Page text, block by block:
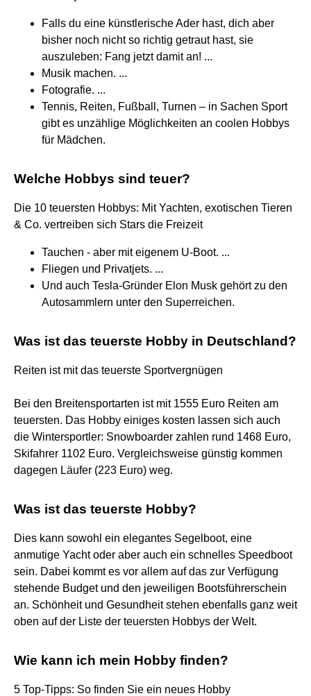
Falls du eine künstlerische Ader hast, dich aber
bisher noch nicht so richtig getraut hast, sie
auszuleben: Fang jetzt damit an! ...
Musik machen. ...
Fotografie. ...
Tennis, Reiten, Fußball, Turnen – in Sachen Sport
gibt es unzählige Möglichkeiten an coolen Hobbys
für Mädchen.
Welche Hobbys sind teuer?
Die 10 teuersten Hobbys: Mit Yachten, exotischen Tieren
& Co. vertreiben sich Stars die Freizeit
Tauchen - aber mit eigenem U-Boot. ...
Fliegen und Privatjets. ...
Und auch Tesla-Gründer Elon Musk gehört zu den
Autosammlern unter den Superreichen.
Was ist das teuerste Hobby in Deutschland?
Reiten ist mit das teuerste Sportvergnügen
Bei den Breitensportarten ist mit 1555 Euro Reiten am
teuersten. Das Hobby einiges kosten lassen sich auch
die Wintersportler: Snowboarder zahlen rund 1468 Euro,
Skifahrer 1102 Euro. Vergleichsweise günstig kommen
dagegen Läufer (223 Euro) weg.
Was ist das teuerste Hobby?
Dies kann sowohl ein elegantes Segelboot, eine
anmutige Yacht oder aber auch ein schnelles Speedboot
sein. Dabei kommt es vor allem auf das zur Verfügung
stehende Budget und den jeweiligen Bootsführerschein
an. Schönheit und Gesundheit stehen ebenfalls ganz weit
oben auf der Liste der teuersten Hobbys der Welt.
Wie kann ich mein Hobby finden?
5 Top-Tipps: So finden Sie ein neues Hobby